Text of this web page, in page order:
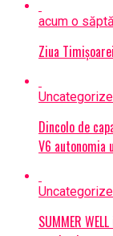
acum o
Ziua
Dincolo de
V6 autonomia
SUMMER